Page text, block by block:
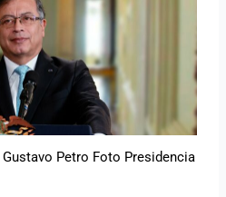
Petro Foto Presidencia